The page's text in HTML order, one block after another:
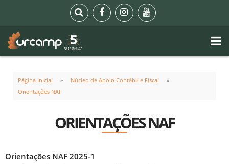
Página Inicial
Núcleo de Apoio Contábil e Fiscal
Orientações NAF
ORIENTAÇÕES NAF
Orientações NAF 2025-1